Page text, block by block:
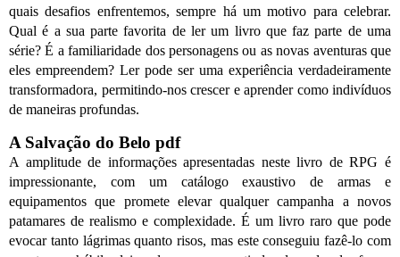
quais desafios enfrentemos, sempre há um motivo para celebrar.
Qual é a sua parte favorita de ler um livro que faz parte de uma
série? É a familiaridade dos personagens ou as novas aventuras que
eles empreendem? Ler pode ser uma experiência verdadeiramente
transformadora, permitindo-nos crescer e aprender como indivíduos
de maneiras profundas.
A Salvação do Belo pdf
A amplitude de informações apresentadas neste livro de RPG é
impressionante, com um catálogo exaustivo de armas e
equipamentos que promete elevar qualquer campanha a novos
patamares de realismo e complexidade. É um livro raro que pode
evocar tanto lágrimas quanto risos, mas este conseguiu fazê-lo com